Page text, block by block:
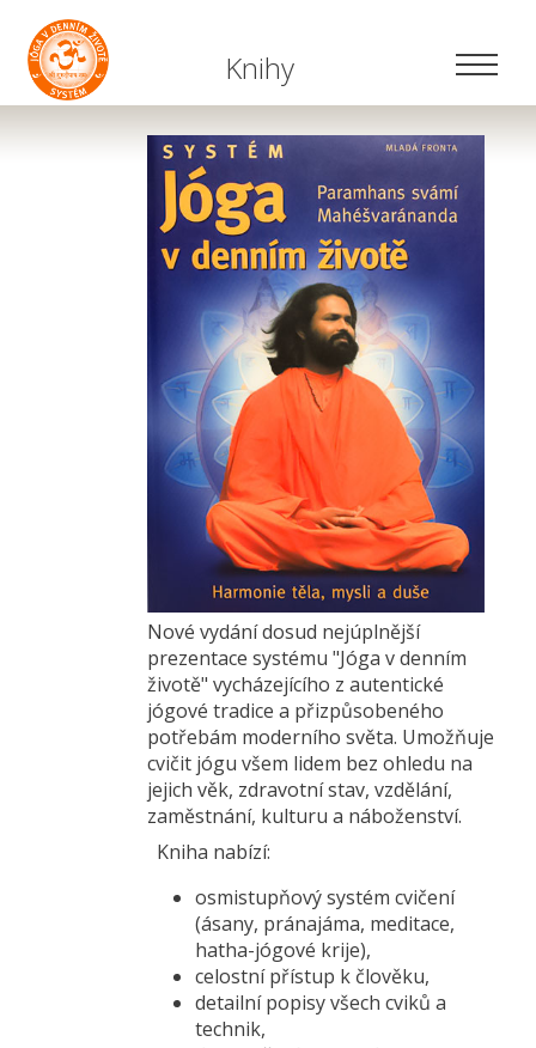
Knihy
Nové vydání dosud nejúplnější
prezentace systému "Jóga v denním
životě" vycházejícího z autentické
jógové tradice a přizpůsobeného
potřebám moderního světa. Umožňuje
cvičit jógu všem lidem bez ohledu na
jejich věk, zdravotní stav, vzdělání,
zaměstnání, kulturu a náboženství.
Kniha nabízí:
osmistupňový systém cvičení
(ásany, pránajáma, meditace,
hatha-jógové krije),
celostní přístup k člověku,
detailní popisy všech cviků a
technik,